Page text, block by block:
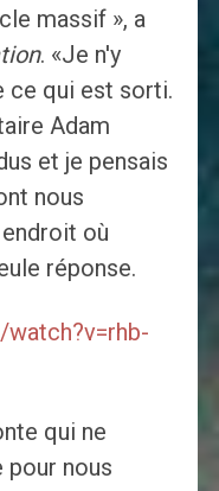
massif », a
. «Je n'y
ce qui est sorti.
Adam
et je pensais
nous
où
réponse.
qui ne
pour nous